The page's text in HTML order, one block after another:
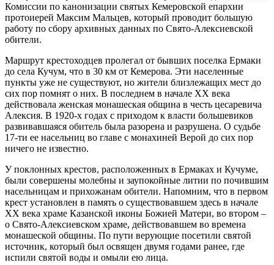
Комиссии по канонизации святых Кемеровской епархии
протоиерей Максим Мальцев, который проводит большую
работу по сбору архивных данных по Свято-Алексиевской
обители.
Маршрут крестоходцев пролегал от бывших поселка Ермаки
до села Кучум, что в 30 км от Кемерова. Эти населенные
пункты уже не существуют, но жители близлежащих мест до
сих пор помнят о них. В последнем в начале XX века
действовала женская монашеская община в честь цесаревича
Алексия. В 1920-х годах с приходом к власти большевиков
развивавшаяся обитель была разорена и разрушена. О судьбе
17-ти ее насельниц во главе с монахиней Верой до сих пор
ничего не известно.
У поклонных крестов, расположенных в Ермаках и Кучуме,
были совершены молебны и заупокойные литии по почившим
насельницам и прихожанам обители. Напомним, что в первом
крест установлен в память о существовавшем здесь в начале
ХХ века храме Казанской иконы Божией Матери, во втором –
о Свято-Алексиевском храме, действовавшем во времена
монашеской общины. По пути верующие посетили святой
источник, который был освящен двумя годами ранее, где
испили святой воды и омыли ею лица.